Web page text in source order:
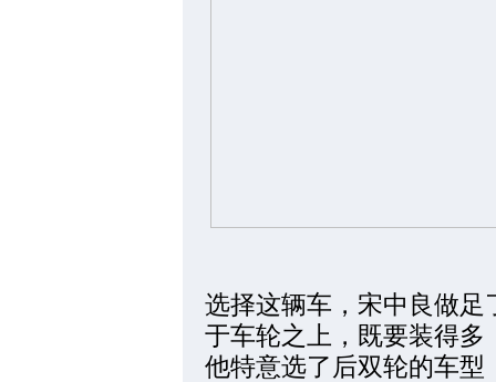
选择这辆车，宋中良做
于车轮之上，既要装得
他特意选了后双轮的车型